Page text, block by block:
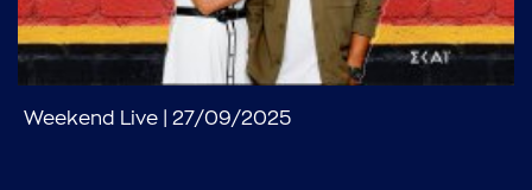
Weekend Live | 27/09/2025